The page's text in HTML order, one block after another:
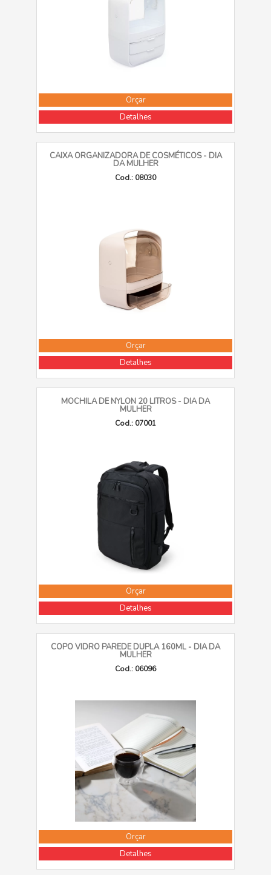
Orçar
Detalhes
CAIXA ORGANIZADORA DE COSMÉTICOS - DIA
DA MULHER
Cod.: 08030
Orçar
Detalhes
MOCHILA DE NYLON 20 LITROS - DIA DA
MULHER
Cod.: 07001
Orçar
Detalhes
COPO VIDRO PAREDE DUPLA 160ML - DIA DA
MULHER
Cod.: 06096
Orçar
Detalhes